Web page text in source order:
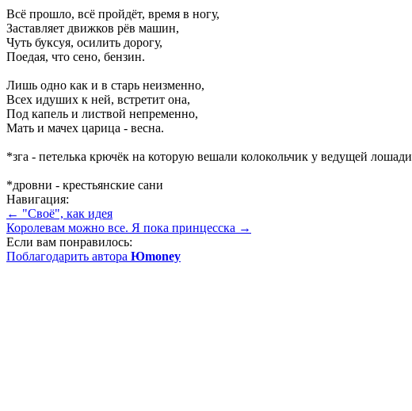
Всё прошло, всё пройдёт, время в ногу,
Заставляет движков рёв машин,
Чуть буксуя, осилить дорогу,
Поедая, что сено, бензин.
Лишь одно как и в старь неизменно,
Всех идуших к ней, встретит она,
Под капель и листвой непременно,
Мать и мачех царица - весна.
*зга - петелька крючёк на которую вешали колокольчик у ведущей лошади
*дровни - крестьянские сани
Навигация:
← "Своё", как идея
Королевам можно все. Я пока принцесска →
Если вам понравилось:
Поблагодарить автора Юmoney